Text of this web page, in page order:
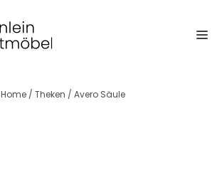
Home/ Theken / Avero Säule